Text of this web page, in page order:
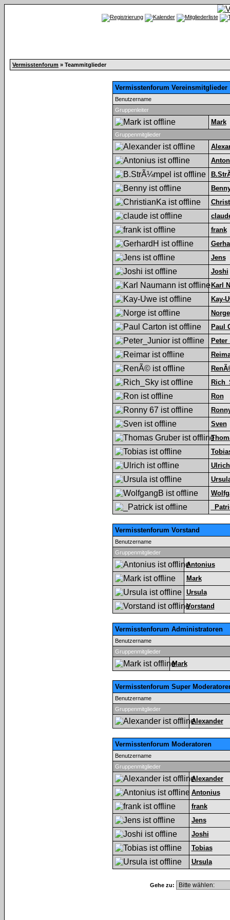
Vermisstenforum » Teammitglieder
Vermisstenforum Vereinsmitglieder
Benutzername
Gruppenleiter
Mark
Gruppenmitglieder
frank
Jens
Joshi
Karl
Kay-
Norge
Paul
Ron
Sven
Ulrich
Vermisstenforum Vorstand
Benutzername
Gruppenmitglieder
Antonius
Mark
Ursula
Vorstand
Vermisstenforum Administratoren
Benutzername
Gruppenmitglieder
Mark
Vermisstenforum Super
Benutzername
Gruppenmitglieder
Alexander
Vermisstenforum Moderatoren
Benutzername
Gruppenmitglieder
Alexander
Antonius
frank
Jens
Joshi
Tobias
Ursula
Gehe zu: